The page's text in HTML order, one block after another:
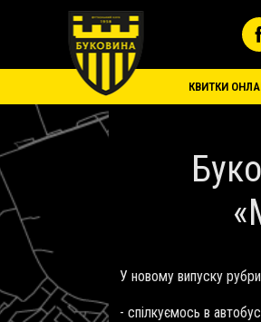
Перейти до основного вмісту
КВИТКИ
У новому випуску
- спілкуємось в